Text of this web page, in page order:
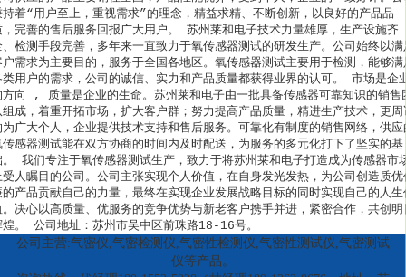
持着“用户至上，重视需求”的理念，精益求精、不断创新，以良好的产品品
，完善的售后服务回报广大用户。 苏州莱和电子技术力量雄厚，生产设施齐
、检测手段完善，多年来一直致力于氧传感器测试的研发生产。公司始终以满
户需求为主要目的，服务于全国各地区。氧传感器测试主要用于检测，能够满
类用户的需求，公司的诚信、实力和产品质量都获得业界的认可。 市场是企
方向 , 质量是企业的生命。苏州莱和电子由一批具备传感器可靠知识的销售
组成，着重开拓市场，扩大客户群；努力提高产品质量，精进生产技术，更周
为广大个人，企业提供技术支持和售后服务。可靠化有制度的销售网络，供应
传感器测试能在双方协商的时间内及时配送，为服务的多元化打下了坚实的基
。 我们专注于氧传感器测试生产，致力于将苏州莱和电子打造成为传感器市
受人瞩目的公司。公司主张实现个人价值，在自身发光发热，为公司创造质优
的产品贡献自己的力量，最终在实现企业发展战略目标的同时实现自己的人生
。决心以高质量、优服务的竞争优势与新老客户携手并进，紧密合作，共创明
煌。 公司地址：苏州市吴中区前珠路18-16号。
公司主营:气密仪,气密检测仪,气密性检测仪,气密性测试仪,气密测试
仪等产品。